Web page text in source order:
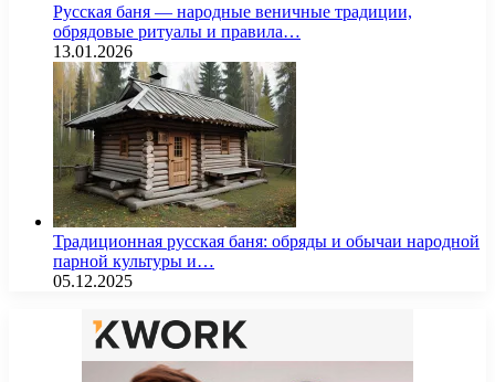
Русская баня — народные веничные традиции,
обрядовые ритуалы и правила…
13.01.2026
Традиционная русская баня: обряды и обычаи народной
парной культуры и…
05.12.2025